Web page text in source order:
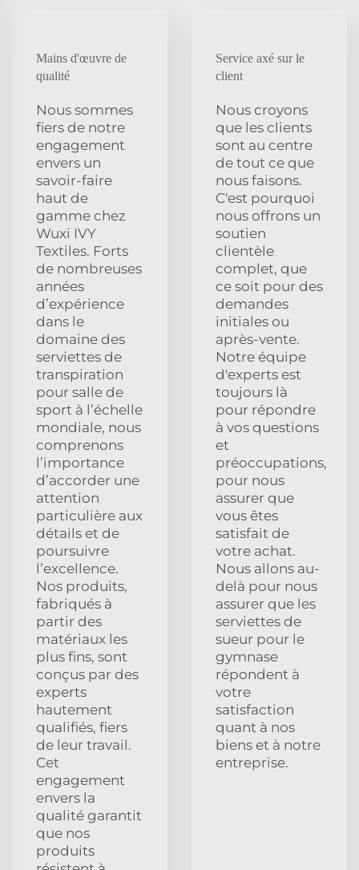
Mains d'œuvre de
qualité
Nous sommes
fiers de notre
engagement
envers un
savoir-faire
haut de
gamme chez
Wuxi IVY
Textiles. Forts
de nombreuses
années
d’expérience
dans le
domaine des
serviettes de
transpiration
pour salle de
sport à l’échelle
mondiale, nous
comprenons
l’importance
d’accorder une
attention
particulière aux
détails et de
poursuivre
l’excellence.
Nos produits,
fabriqués à
partir des
matériaux les
plus fins, sont
conçus par des
experts
hautement
qualifiés, fiers
de leur travail.
Cet
engagement
envers la
qualité garantit
que nos
produits
Service axé sur le
client
Nous croyons
que les clients
sont au centre
de tout ce que
nous faisons.
C'est pourquoi
nous offrons un
soutien
clientèle
complet, que
ce soit pour des
demandes
initiales ou
après-vente.
Notre équipe
d'experts est
toujours là
pour répondre
à vos questions
et
préoccupations,
pour nous
assurer que
vous êtes
satisfait de
votre achat.
Nous allons au-
delà pour nous
assurer que les
serviettes de
sueur pour le
gymnase
répondent à
votre
satisfaction
quant à nos
biens et à notre
entreprise.